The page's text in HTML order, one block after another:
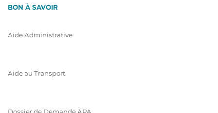
BON À SAVOIR
Aide Administrative
Aide au Transport